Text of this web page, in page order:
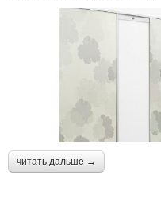
читать дальше →